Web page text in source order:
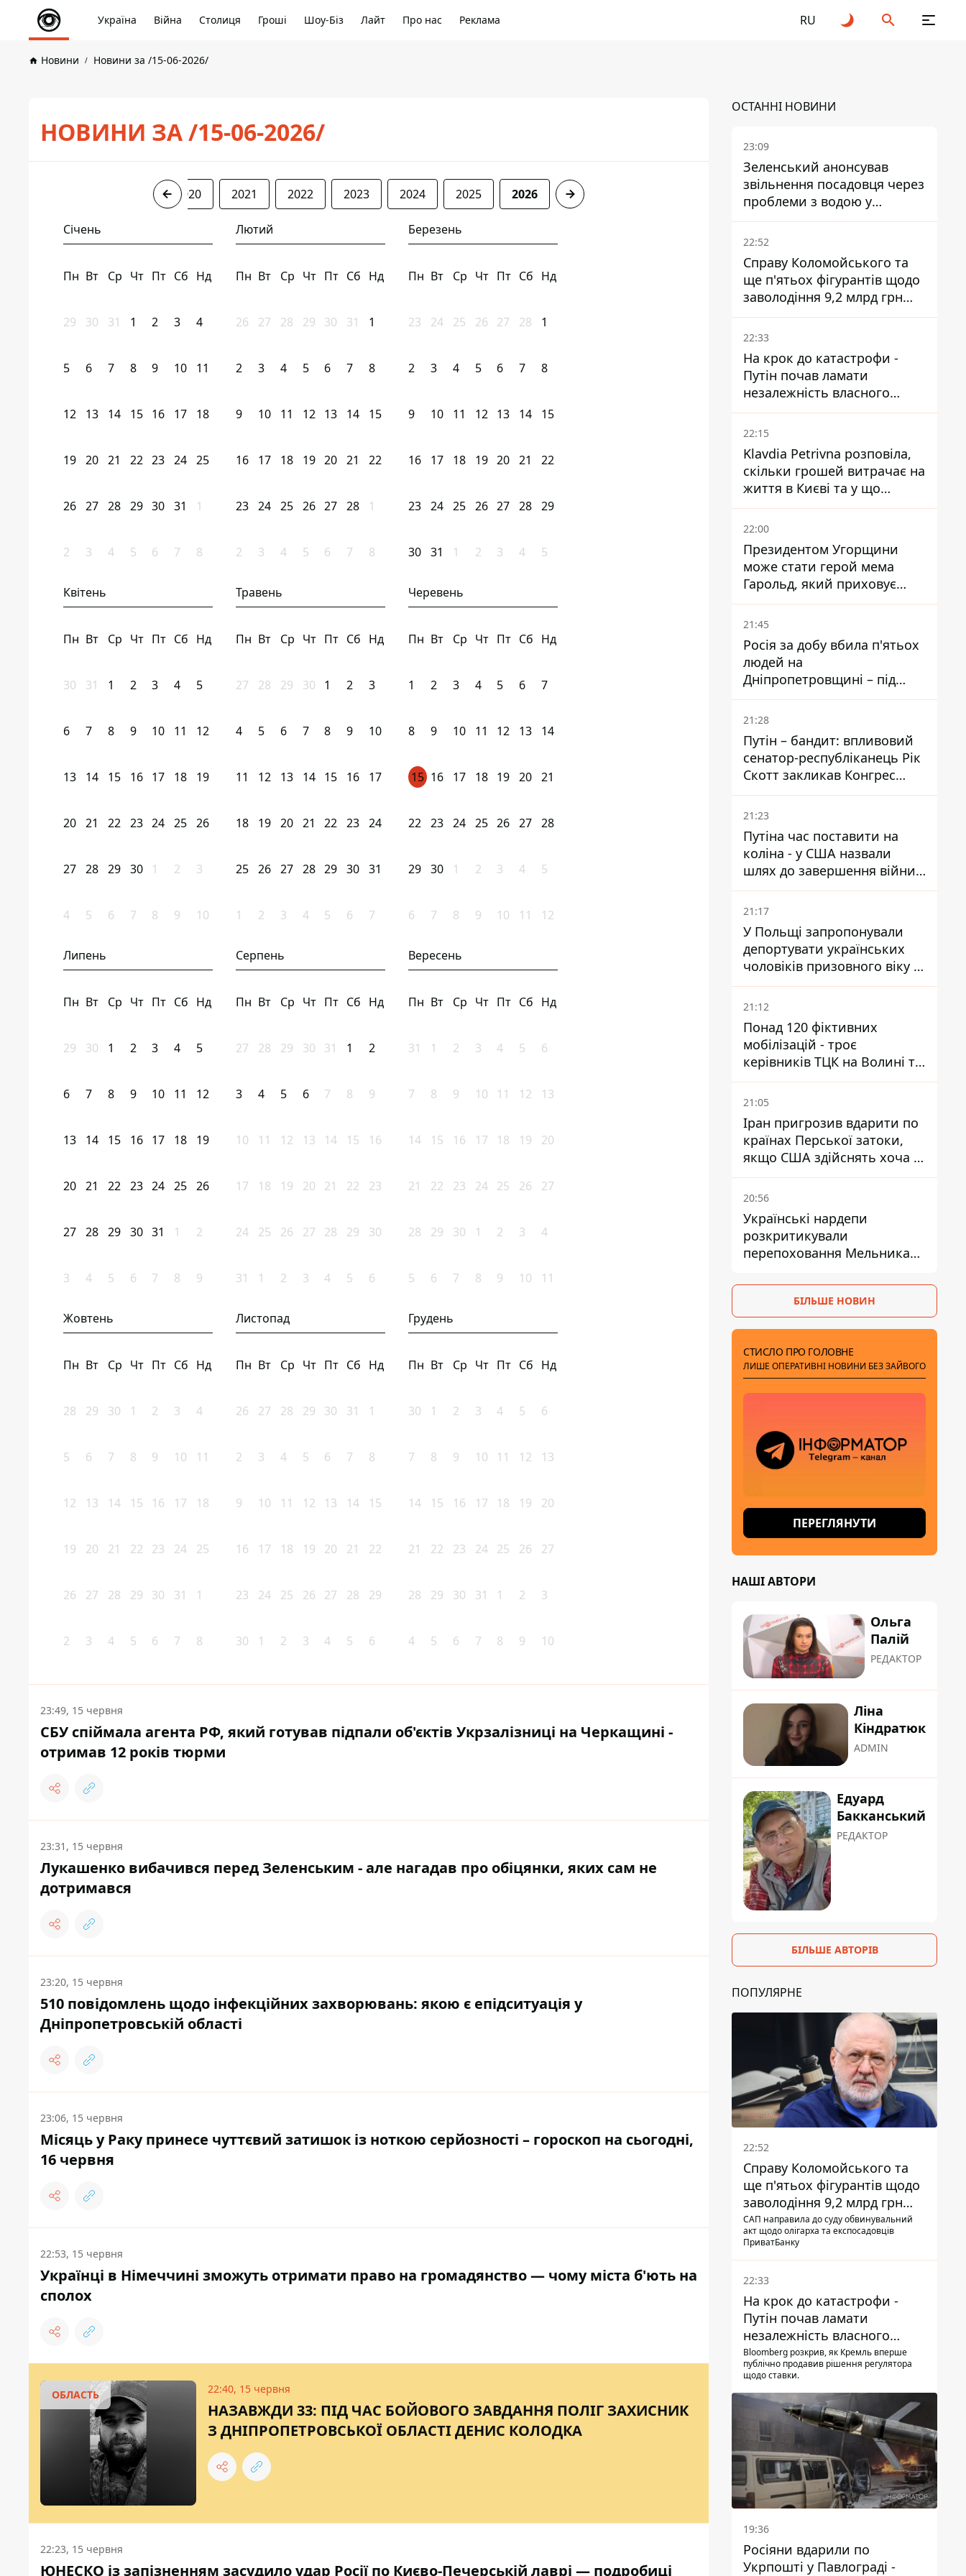
Україна Війна Столиця Гроші Шоу-Біз Лайт Про нас Реклама RU
Новини Новини за /15-06-2026/
НОВИНИ ЗА /15-06-2026/
2020 2021 2022 2023 2024 2025 2026
Січень
Пн Вт Ср Чт Пт Сб Нд
29 30 31 1 2 3 4
5 6 7 8 9 10 11
12 13 14 15 16 17 18
19 20 21 22 23 24 25
26 27 28 29 30 31 1
2 3 4 5 6 7 8
Лютий
Пн Вт Ср Чт Пт Сб Нд
26 27 28 29 30 31 1
2 3 4 5 6 7 8
9 10 11 12 13 14 15
16 17 18 19 20 21 22
23 24 25 26 27 28 1
2 3 4 5 6 7 8
Березень
Пн Вт Ср Чт Пт Сб Нд
23 24 25 26 27 28 1
2 3 4 5 6 7 8
9 10 11 12 13 14 15
16 17 18 19 20 21 22
23 24 25 26 27 28 29
30 31 1 2 3 4 5
Квітень
Пн Вт Ср Чт Пт Сб Нд
30 31 1 2 3 4 5
6 7 8 9 10 11 12
13 14 15 16 17 18 19
20 21 22 23 24 25 26
27 28 29 30 1 2 3
4 5 6 7 8 9 10
Травень
Пн Вт Ср Чт Пт Сб Нд
27 28 29 30 1 2 3
4 5 6 7 8 9 10
11 12 13 14 15 16 17
18 19 20 21 22 23 24
25 26 27 28 29 30 31
1 2 3 4 5 6 7
Черевень
Пн Вт Ср Чт Пт Сб Нд
1 2 3 4 5 6 7
8 9 10 11 12 13 14
15 16 17 18 19 20 21
22 23 24 25 26 27 28
29 30 1 2 3 4 5
6 7 8 9 10 11 12
Липень
Пн Вт Ср Чт Пт Сб Нд
29 30 1 2 3 4 5
6 7 8 9 10 11 12
13 14 15 16 17 18 19
20 21 22 23 24 25 26
27 28 29 30 31 1 2
3 4 5 6 7 8 9
Серпень
Пн Вт Ср Чт Пт Сб Нд
27 28 29 30 31 1 2
3 4 5 6 7 8 9
10 11 12 13 14 15 16
17 18 19 20 21 22 23
24 25 26 27 28 29 30
31 1 2 3 4 5 6
Вересень
Пн Вт Ср Чт Пт Сб Нд
31 1 2 3 4 5 6
7 8 9 10 11 12 13
14 15 16 17 18 19 20
21 22 23 24 25 26 27
28 29 30 1 2 3 4
5 6 7 8 9 10 11
Жовтень
Пн Вт Ср Чт Пт Сб Нд
28 29 30 1 2 3 4
5 6 7 8 9 10 11
12 13 14 15 16 17 18
19 20 21 22 23 24 25
26 27 28 29 30 31 1
2 3 4 5 6 7 8
Листопад
Пн Вт Ср Чт Пт Сб Нд
26 27 28 29 30 31 1
2 3 4 5 6 7 8
9 10 11 12 13 14 15
16 17 18 19 20 21 22
23 24 25 26 27 28 29
30 1 2 3 4 5 6
Грудень
Пн Вт Ср Чт Пт Сб Нд
30 1 2 3 4 5 6
7 8 9 10 11 12 13
14 15 16 17 18 19 20
21 22 23 24 25 26 27
28 29 30 31 1 2 3
4 5 6 7 8 9 10
23:49, 15 червня
СБУ спіймала агента РФ, який готував підпали об'єктів Укрзалізниці на Черкащині -
отримав 12 років тюрми
23:31, 15 червня
Лукашенко вибачився перед Зеленським - але нагадав про обіцянки, яких сам не
дотримався
23:20, 15 червня
510 повідомлень щодо інфекційних захворювань: якою є епідситуація у
Дніпропетровській області
23:06, 15 червня
Місяць у Раку принесе чуттєвий затишок із ноткою серйозності – гороскоп на сьогодні,
16 червня
22:53, 15 червня
Українці в Німеччині зможуть отримати право на громадянство — чому міста б'ють на
сполох
ОБЛАСТЬ 22:40, 15 червня
НАЗАВЖДИ 33: ПІД ЧАС БОЙОВОГО ЗАВДАННЯ ПОЛІГ ЗАХИСНИК
З ДНІПРОПЕТРОВСЬКОЇ ОБЛАСТІ ДЕНИС КОЛОДКА
22:23, 15 червня
ЮНЕСКО із запізненням засудило удар Росії по Києво-Печерській лаврі — подробиці
ОСТАННІ НОВИНИ
23:09
Зеленський анонсував
звільнення посадовця через
проблеми з водою у
Марганці
22:52
Справу Коломойського та
ще п'ятьох фігурантів щодо
заволодіння 9,2 млрд грн
ПриватБанку скерували до
суду
22:33
На крок до катастрофи -
Путін почав ламати
незалежність власного
Центробанку, змусивши
знизити базову ставку
22:15
Klavdia Petrivna розповіла,
скільки грошей витрачає на
життя в Києві та у що
вкладає мільйони
22:00
Президентом Угорщини
може стати герой мема
Гарольд, який приховує
біль – він очолив народне
голосування
21:45
Росія за добу вбила п'ятьох
людей на
Дніпропетровщині – під
ударами опинилися п'ять
районів області
21:28
Путін – бандит: впливовий
сенатор-республіканець Рік
Скотт закликав Конгрес
притягнути РФ до
відповідальності за війну в
Україні
21:23
Путіна час поставити на
коліна - у США назвали
шлях до завершення війни -
National Security Journal
21:17
У Польщі запропонували
депортувати українських
чоловіків призовного віку -
кого це може торкнутися
21:12
Понад 120 фіктивних
мобілізацій - троє
керівників ТЦК на Волині та
Буковині отримали підозри
за фейкові звіти
21:05
Іран пригрозив вдарити по
країнах Перської затоки,
якщо США здійснять хоча б
одну атаку - Reuters
20:56
Українські нардепи
розкритикували
перепоховання Мельника
ізоляції
БІЛЬШЕ НОВИН
СТИСЛО ПРО ГОЛОВНЕ
ЛИШЕ ОПЕРАТИВНІ НОВИНИ БЕЗ ЗАЙВОГО
ПЕРЕГЛЯНУТИ
НАШІ АВТОРИ
Ольга
Палій
РЕДАКТОР
Ліна
Кіндратюк
ADMIN
Едуард
Бакканський
РЕДАКТОР
БІЛЬШЕ АВТОРІВ
ПОПУЛЯРНЕ
22:52
Справу Коломойського та
ще п'ятьох фігурантів щодо
заволодіння 9,2 млрд грн
ПриватБанку скерували до
суду
САП направила до суду обвинувальний
акт щодо олігарха та експосадовців
ПриватБанку
22:33
На крок до катастрофи -
Путін почав ламати
незалежність власного
Центробанку, змусивши
знизити базову ставку
Bloomberg розкрив, як Кремль вперше
публічно продавив рішення регулятора
щодо ставки.
19:36
Росіяни вдарили по
Укрпошті у Павлограді -